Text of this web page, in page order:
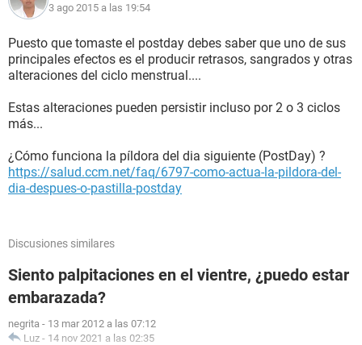
3 ago 2015 a las 19:54
Puesto que tomaste el postday debes saber que uno de sus
principales efectos es el producir retrasos, sangrados y otras
alteraciones del ciclo menstrual....
Estas alteraciones pueden persistir incluso por 2 o 3 ciclos
más...
¿Cómo funciona la píldora del dia siguiente (PostDay) ?
https://salud.ccm.net/faq/6797-como-actua-la-pildora-del-
dia-despues-o-pastilla-postday
Discusiones similares
Siento palpitaciones en el vientre, ¿puedo estar
embarazada?
negrita - 13 mar 2012 a las 07:12
Luz - 14 nov 2021 a las 02:35